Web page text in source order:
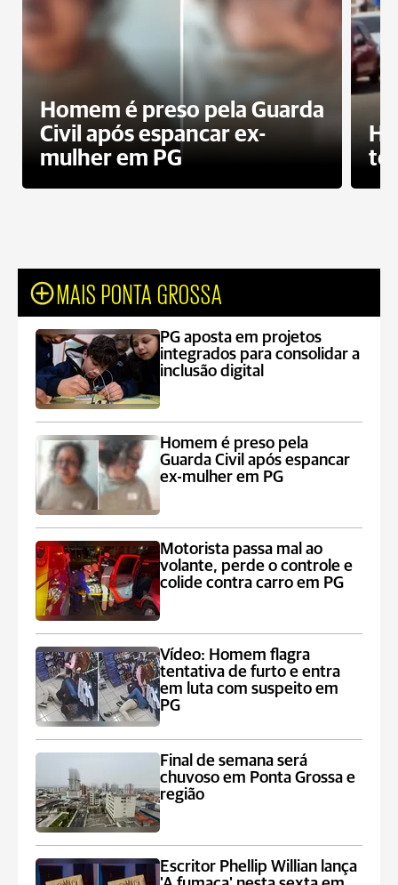
Homem é preso pela Guarda
Civil após espancar ex-
mulher em PG
MAIS PONTA GROSSA
PG aposta em projetos
integrados para consolidar a
inclusão digital
Homem é preso pela
Guarda Civil após espancar
ex-mulher em PG
Motorista passa mal ao
volante, perde o controle e
colide contra carro em PG
Vídeo: Homem flagra
tentativa de furto e entra
em luta com suspeito em
PG
Final de semana será
chuvoso em Ponta Grossa e
região
Escritor Phellip Willian lança